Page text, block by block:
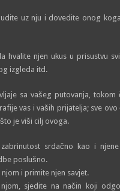
uz nju i dovedite onog
hvalite njen ukus u prisustvu
izgleda itd.
sa vašeg putovanja, tokom
vas i vaših prijatelja; sve ovo
je viši cilj ovoga.
zabrinutost srdačno kao i
poslušno.
njom i primite njen savjet.
sjedite na način koji